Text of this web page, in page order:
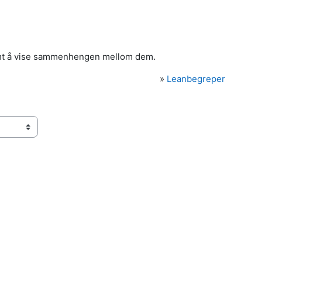
vise sammenhengen mellom dem.
» Leanbegreper